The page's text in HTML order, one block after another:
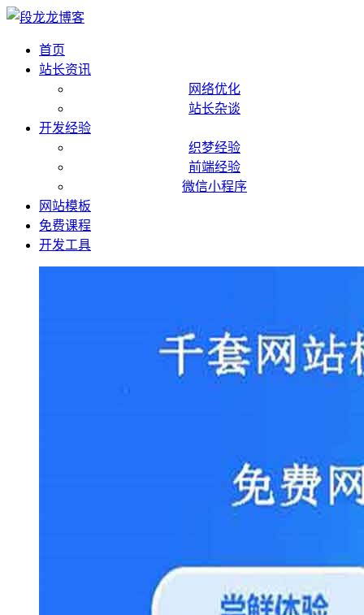
首页
站长资讯
网络优化
站长杂谈
开发经验
织梦经验
前端经验
微信小程序
网站模板
免费课程
开发工具